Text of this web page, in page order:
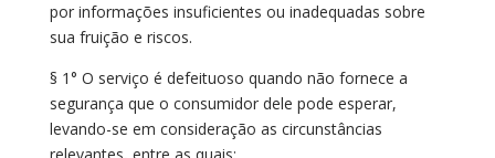
por informações insuficientes ou inadequadas sobre
sua fruição e riscos.
§ 1° O serviço é defeituoso quando não fornece a
segurança que o consumidor dele pode esperar,
levando-se em consideração as circunstâncias